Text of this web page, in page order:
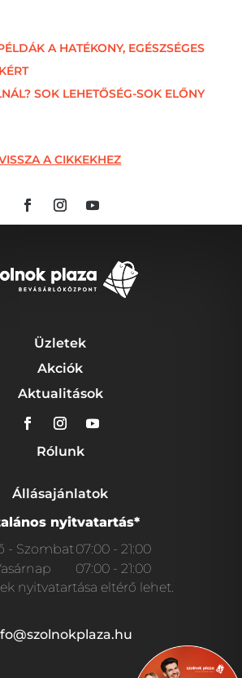
A HATÉKONY, EGÉSZSÉGES
SOK LEHETŐSÉG-SOK ELŐNY
A CIKKEKHEZ
Üzletek
Akciók
Aktualitások
Rólunk
Állásajánlatok
nyitvatartás*
- Szombat 07:00 - 21:00
07:00 - 21:00
nyitvatartása eltérő lehet.